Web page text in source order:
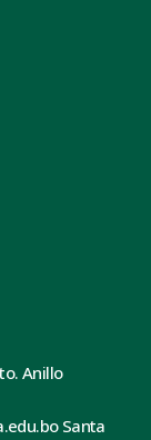
Anillo
Santa